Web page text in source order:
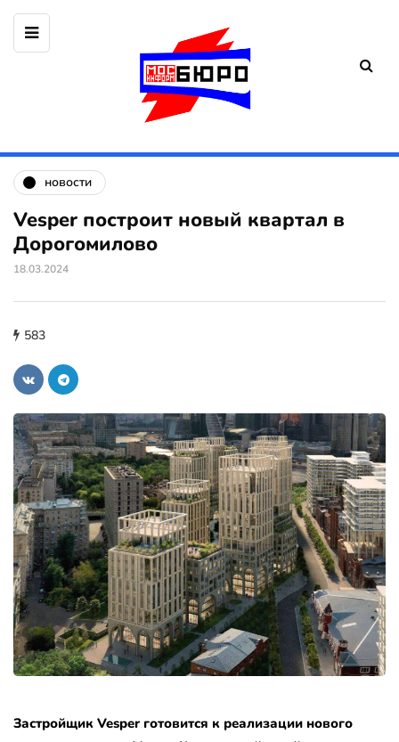
новости
Vesper построит новый квартал в
Дорогомилово
18.03.2024
583
Застройщик Vesper готовится к реализации нового